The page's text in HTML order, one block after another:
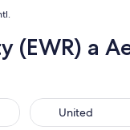
(EWR) a
United
United